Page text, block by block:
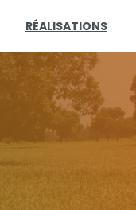
RÉALISATIONS